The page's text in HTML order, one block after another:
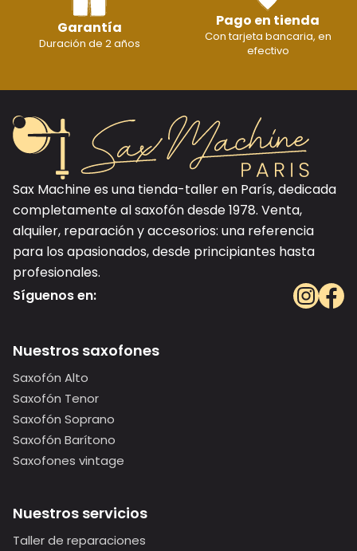
Garantía
Duración de 2 años
Pago en tienda
Con tarjeta bancaria, en
efectivo
Sax Machine es una tienda-taller en París, dedicada
completamente al saxofón desde 1978. Venta,
alquiler, reparación y accesorios: una referencia
para los apasionados, desde principiantes hasta
profesionales.
Síguenos en:
Nuestros saxofones
Saxofón Alto
Saxofón Tenor
Saxofón Soprano
Saxofón Barítono
Saxofones vintage
Nuestros servicios
Taller de reparaciones